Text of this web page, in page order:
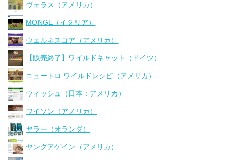
ヴェラス（アメリカ）
MONGE（イタリア）
ウェルネスコア（アメリカ）
【販売終了】ワイルドキャット（ドイツ）
ニュートロ ワイルドレシピ（アメリカ）
ウィッシュ（日本：アメリカ）
ワイソン（アメリカ）
ヤラー（オランダ）
ヤングアゲイン（アメリカ）